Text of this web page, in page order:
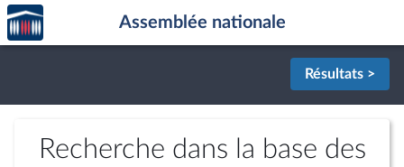
Aller au contenu
Aller en bas de la page
Accèder
à la
page
Assemblée nationale
Résultats >
Recherche dans la base des